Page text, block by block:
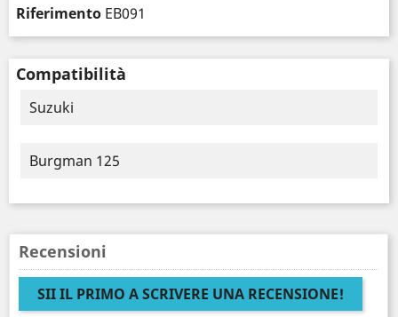
Riferimento EB091
Compatibilità
Suzuki
Burgman 125
Recensioni
SII IL PRIMO A SCRIVERE UNA RECENSIONE!